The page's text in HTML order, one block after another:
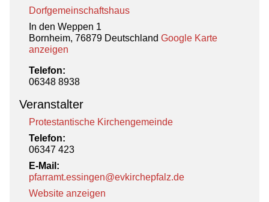
Dorfgemeinschaftshaus
In den Weppen 1
Bornheim, 76879 Deutschland Google Karte
anzeigen
Telefon:
06348 8938
Veranstalter
Protestantische Kirchengemeinde
Telefon:
06347 423
E-Mail:
pfarramt.essingen@evkirchepfalz.de
Website anzeigen